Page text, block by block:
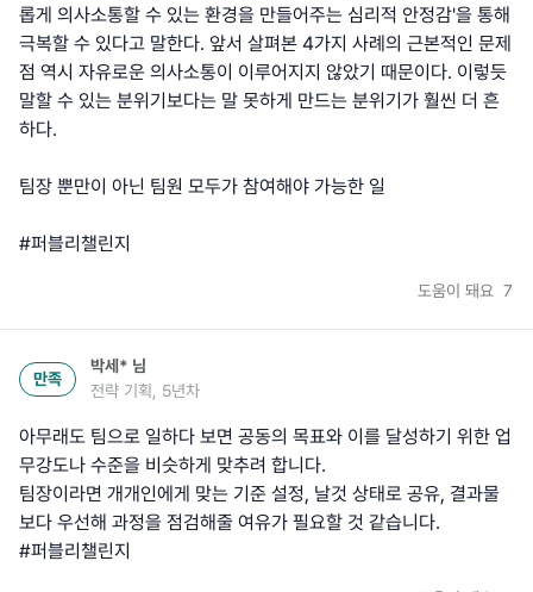
롭게 의사소통할 수 있는 환경을 만들어주는 심리적 안정감'을 통해
극복할 수 있다고 말한다. 앞서 살펴본 4가지 사례의 근본적인 문제
점 역시 자유로운 의사소통이 이루어지지 않았기 때문이다. 이렇듯
말할 수 있는 분위기보다는 말 못하게 만드는 분위기가 훨씬 더 흔
하다.
팀장 뿐만이 아닌 팀원 모두가 참여해야 가능한 일
#퍼블리챌린지
도움이 돼요 7
만족
박세* 님
전략 기획, 5년차
아무래도 팀으로 일하다 보면 공동의 목표와 이를 달성하기 위한 업
무강도나 수준을 비슷하게 맞추려 합니다.
팀장이라면 개개인에게 맞는 기준 설정, 날것 상태로 공유, 결과물
보다 우선해 과정을 점검해줄 여유가 필요할 것 같습니다.
#퍼블리챌린지